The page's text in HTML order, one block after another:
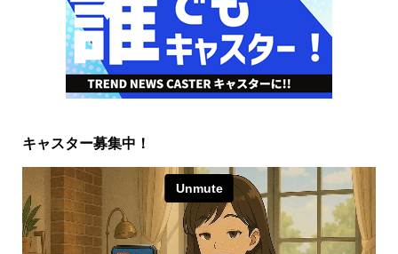
キャスター募集中！